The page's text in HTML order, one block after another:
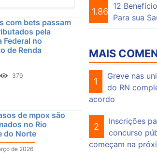
com bets passam
pela
Federal no
de Renda
379
de mpox são
no Rio
do Norte
de 2026
1.864
12
Para sua
MAIS
1
Greve nas
do RN
acordo
2
Inscrições
concurso
começam na